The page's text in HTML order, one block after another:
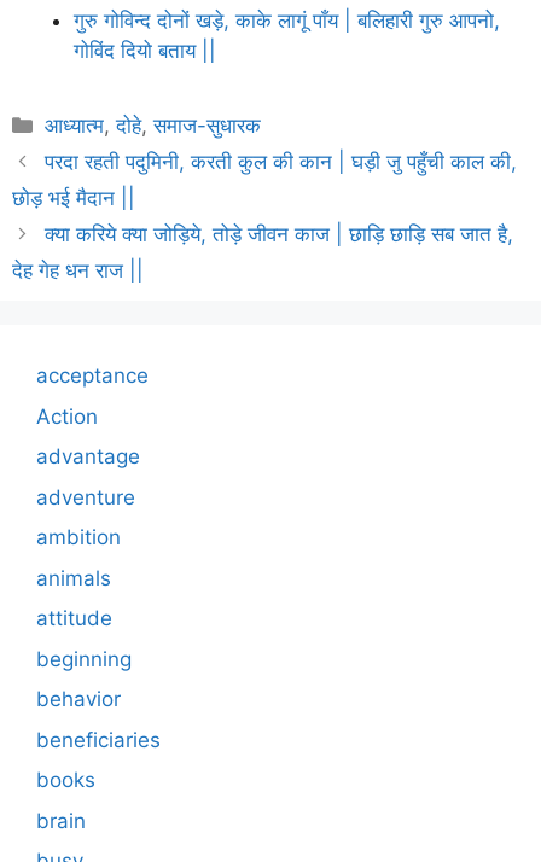
गुरु गोविन्द दोनों खड़े, काके लागूं पाँय | बलिहारी गुरु आपनो,
गोविंद दियो बताय ||
Categories
आध्यात्म,दोहे,समाज-सुधारक
परदा रहती पदुमिनी, करती कुल की कान | घड़ी जु पहुँची काल की,
छोड़ भई मैदान ||
क्या करिये क्या जोड़िये, तोड़े जीवन काज | छाड़ि छाड़ि सब जात है,
देह गेह धन राज ||
acceptance
Action
advantage
adventure
ambition
animals
attitude
beginning
behavior
beneficiaries
books
brain